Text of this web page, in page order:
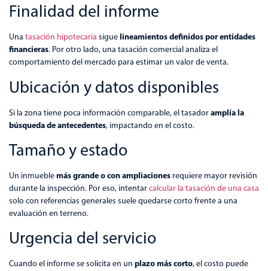
Finalidad del informe
Una tasación hipotecaria siguelineamientos definidos por entidades
financieras. Por otro lado, una tasación comercial analiza el
comportamiento del mercado para estimar un valor de venta.
Ubicación y datos disponibles
Si la zona tiene poca información comparable, el tasadoramplía la
búsqueda de antecedentes, impactando en el costo.
Tamaño y estado
Un inmueblemás grande o con ampliaciones requiere mayor revisión
durante la inspección. Por eso, intentarcalcular la tasación de una casa
solo con referencias generales suele quedarse corto frente a una
evaluación en terreno.
Urgencia del servicio
Cuando el informe se solicita en un plazo más corto, el costo puede